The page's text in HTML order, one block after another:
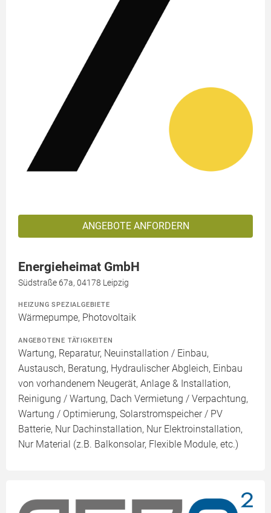
ANGEBOTE ANFORDERN
Energieheimat GmbH
Südstraße 67a, 04178 Leipzig
HEIZUNG SPEZIALGEBIETE
Wärmepumpe, Photovoltaik
ANGEBOTENE TÄTIGKEITEN
Wartung, Reparatur, Neuinstallation / Einbau,
Austausch, Beratung, Hydraulischer Abgleich, Einbau
von vorhandenem Neugerät, Anlage & Installation,
Reinigung / Wartung, Dach Vermietung / Verpachtung,
Wartung / Optimierung, Solarstromspeicher / PV
Batterie, Nur Dachinstallation, Nur Elektroinstallation,
Nur Material (z.B. Balkonsolar, Flexible Module, etc.)